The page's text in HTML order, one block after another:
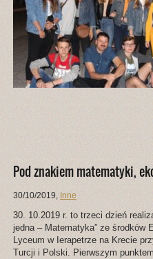
Pod znakiem matematyki,
30/10/2019, Inne
30. 10.2019 r. to trzeci dzień
jedna – Matematyka” ze środków
Lyceum w Ierapetrze na Krecie
Turcji i Polski. Pierwszym